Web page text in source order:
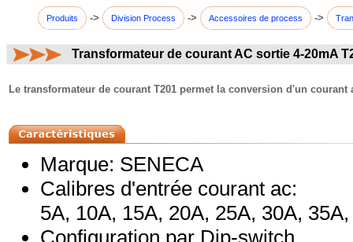
Produits -> Division Process -> Accessoires de process ->
Transformateur de courant AC sortie 4-20mA
Le transformateur de courant T201 permet la conversion d'un
Marque: SENECA
Calibres d'entrée courant ac:
5A, 10A, 15A, 20A, 25A, 30A,
Configuration par Dip-switch